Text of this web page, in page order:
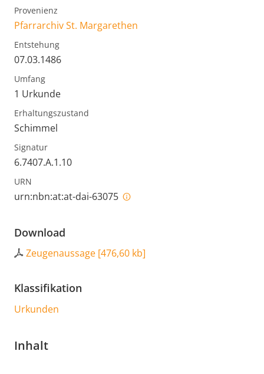
Provenienz
Pfarrarchiv St. Margarethen
Entstehung
07.03.1486
Umfang
1 Urkunde
Erhaltungszustand
Schimmel
Signatur
6.7407.A.1.10
URN
urn:nbn:at:at-dai-63075
Download
Zeugenaussage [476,60 kb]
Klassifikation
Urkunden
Inhalt